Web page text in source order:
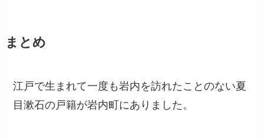
まとめ
江戸で生まれて一度も岩内を訪れたことのない夏
目漱石の戸籍が岩内町にありました。